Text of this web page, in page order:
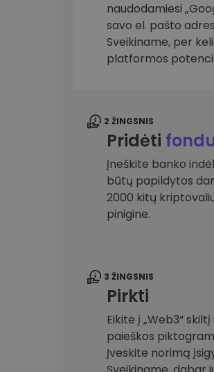
naudodamiesi
savo el. pašto
Sveikiname, per
platformos
2 ŽINGSNIS
Pridėti
Įneškite banko
būtų papildytos
2000 kitų
pinigine.
3 ŽINGSNIS
Pirkti
Eikite į „Web3“
paieškos
Įveskite norimą